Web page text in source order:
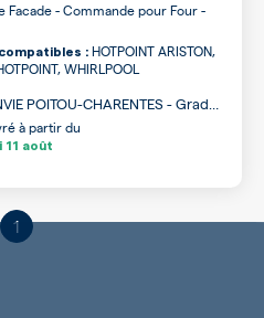
Facade - Commande pour Four -
: HOTPOINT ARISTON,
WHIRLPOOL
POITOU-CHARENTES - Grade
à partir du
11 août
1